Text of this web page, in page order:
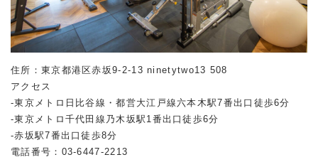
住所：東京都港区赤坂9-2-13 ninetytwo13 508
アクセス
-東京メトロ日比谷線・都営大江戸線六本木駅7番出口徒歩6分
-東京メトロ千代田線乃木坂駅 1 番出口徒歩6分
-赤坂駅7番出口徒歩8分
電話番号： 03-6447-2213